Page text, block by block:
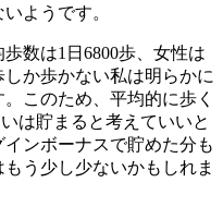
ようです。
数は1日6800歩、女性は
しか歩かない私は明らかに
このため、平均的に歩く
は貯まると考えていいと
ンボーナスで貯めた分も
う少し少ないかもしれま